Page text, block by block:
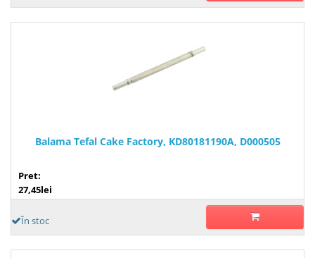
Balama Tefal Cake Factory, KD80181190A, D000505
Pret:
27,45lei
În stoc